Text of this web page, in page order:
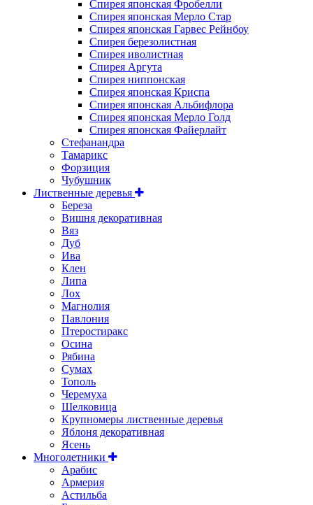
Спирея японская Фробелли
Спирея японская Мерло Стар
Спирея японская Гарвес Рейнбоу
Спирея березолистная
Спирея иволистная
Спирея Аргута
Спирея ниппонская
Спирея японская Криспа
Спирея японская Альбифлора
Спирея японская Мерло Голд
Спирея японская Файерлайт
Стефанандра
Тамарикс
Форзиция
Чубушник
Лиственные деревья
Береза
Вишня декоративная
Вяз
Дуб
Ива
Клен
Липа
Лох
Магнолия
Павлония
Птеростиракс
Осина
Рябина
Сумах
Тополь
Черемуха
Шелковица
Крупномеры лиственные деревья
Яблоня декоративная
Ясень
Многолетники
Арабис
Армерия
Астильбa